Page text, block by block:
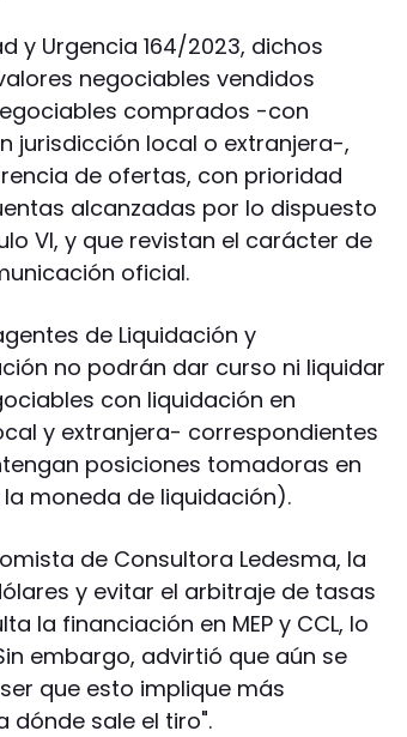
y Urgencia 164/2023, dichos
negociables vendidos
comprados -con
jurisdicción local o extranjera-,
de ofertas, con prioridad
alcanzadas por lo dispuesto
VI, y que revistan el carácter de
oficial.
de Liquidación y
no podrán dar curso ni liquidar
con liquidación en
y extranjera- correspondientes
posiciones tomadoras en
moneda de liquidación).
de Consultora Ledesma, la
y evitar el arbitraje de tasas
la financiación en MEP y CCL, lo
embargo, advirtió que aún se
que esto implique más
dónde sale el tiro".